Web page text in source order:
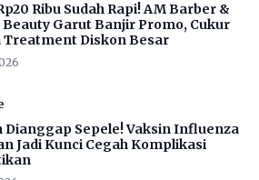
Ribu Sudah Rapi! AM Barber &
Garut Banjir Promo, Cukur
Treatment Diskon Besar
Dianggap Sepele! Vaksin Influenza
Jadi Kunci Cegah Komplikasi